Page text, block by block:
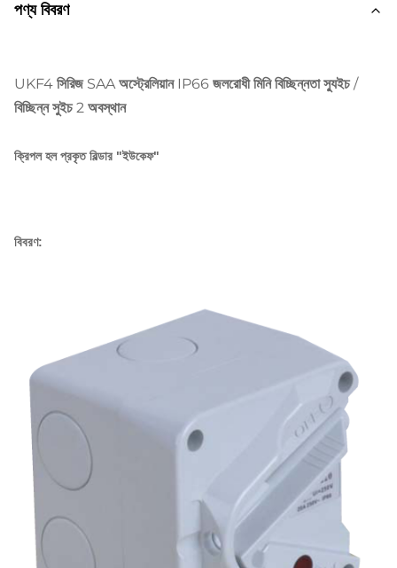
পণ্য বিবরণ
UKF4 সিরিজ SAA অস্ট্রেলিয়ান IP66 জলরোধী মিনি বিচ্ছিন্নতা স্যুইচ /
বিচ্ছিন্ন সুইচ 2 অবস্থান
ক্রিপল হল প্রকৃত বিল্ডার "ইউকেফ"
বিবরণ: